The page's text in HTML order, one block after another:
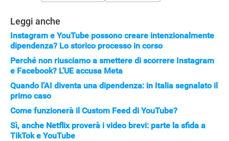
Leggi anche
Instagram e YouTube possono creare intenzionalmente
dipendenza? Lo storico processo in corso
Perché non riusciamo a smettere di scorrere Instagram
e Facebook? L’UE accusa Meta
Quando l’AI diventa una dipendenza: in Italia segnalato il
primo caso
Come funzionerà il Custom Feed di YouTube?
Sì, anche Netflix proverà i video brevi: parte la sfida a
TikTok e YouTube